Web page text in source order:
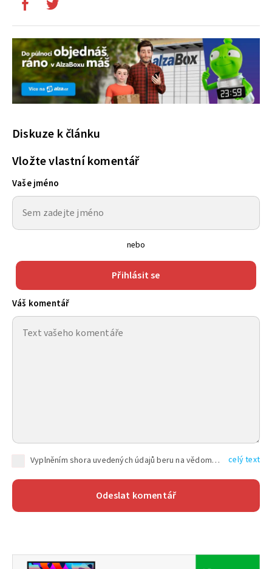
Diskuze k článku
Vložte vlastní komentář
Vaše jméno
nebo
Přihlásit se
Váš komentář
Vyplněním shora uvedených údajů beru na vědomí, že společnost TEXT FACTORY s.r.o., sídlem Brno, Durďákova 336/29, Černá Pole, PSČ: 613 00, IČ: 06157831, zapsané u Krajského soudu v Brně, oddíl C, vložka 100399, bude zpracovávat mé osobní údaje uvedené v rámci mnou vyplněného registračního formuláře na základě oprávněných zájmů TEXT FACTORY s.r.o. dle čl. 6 odst. 1 písm. f) GDPR a pro splnění právních povinností (čl. 6 odst. 1 písm. c) GDPR), a to pro tyto účely: nezbytnost zajistit oprávnění návštěvníka webových stránek provozovaných společností TEXT FACTORY s.r.o. přispívat aktivně ke zveřejněným článkům nebo v rámci diskusních fór a výkon práv TEXT FACTORY s.r.o. jako administrátora těchto diskusních fór. Více informací o zpracování osobních údajů a právech lze nalézt v celý text